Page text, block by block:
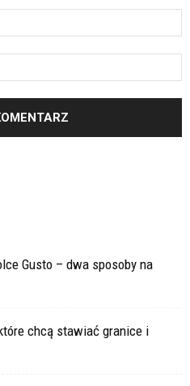
Gusto – dwa sposoby na
chcą stawiać granice i